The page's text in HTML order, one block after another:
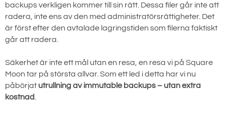
backups verkligen kommer till sin rätt. Dessa filer går inte att
radera, inte ens av den med administratörsrättigheter. Det
är först efter den avtalade lagringstiden som filerna faktiskt
går att radera.
Säkerhet är inte ett mål utan en resa, en resa vi på Square
Moon tar på största allvar. Som ett led i detta har vi nu
påbörjat utrullning av immutable backups – utan extra
kostnad